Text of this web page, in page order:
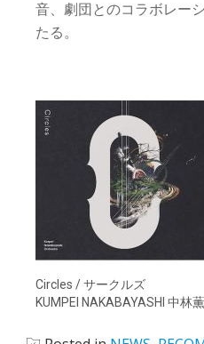
音、劇団とのコラボレー
たる。
Circles / サークルズ
KUMPEI NAKABAYASHI 中林